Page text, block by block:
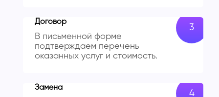
Договор
В письменной форме
подтверждаем перечень
оказанных услуг и стоимость.
Замена